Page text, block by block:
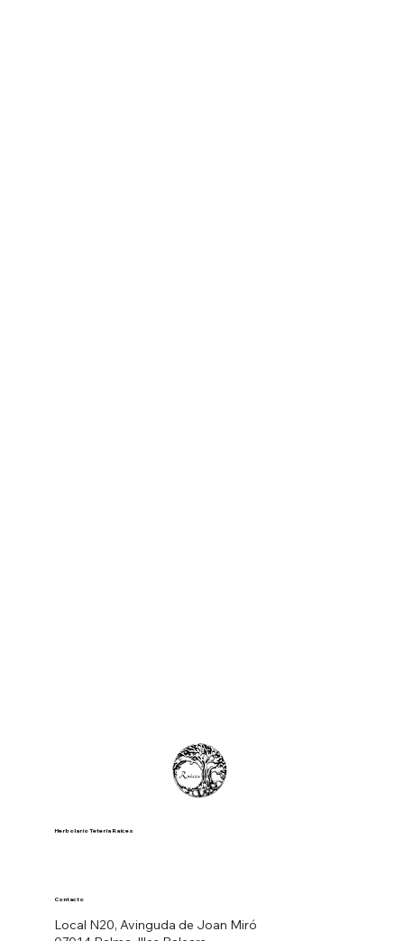
Herbolario Tetería Raíces
Local N20, Avinguda de Joan Miró
Contacto